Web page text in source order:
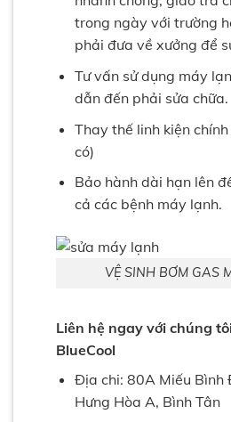
trong ngày với trường
phải đưa về xưởng để
Tư vấn sử dụng máy
dẫn đến phải sửa chữa.
Thay thế linh kiện
có)
Bảo hành dài hạn lên
cả các bệnh máy lạnh.
VỆ SINH BƠM GAS
Liên hệ ngay với chúng
BlueCool
Địa chi: 80A Miếu Bình
Hưng Hòa A, Bình Tân